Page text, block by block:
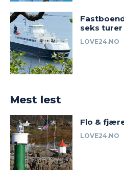
seks turer
LOVE24.NO
Mest lest
Flo &
LOVE24.NO